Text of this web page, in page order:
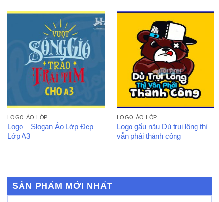
LOGO ÁO LỚP
Logo – Slogan Áo Lớp Đẹp
Lớp A3
LOGO ÁO LỚP
Logo gấu nâu Dù trụi lông thì
vẫn phải thành công
SẢN PHẨM MỚI NHẤT